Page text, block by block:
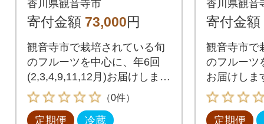
香川県観音寺市
寄付金額 73,000円
観音寺市で栽培されている旬
のフルーツを中心に、年6回
(2,3,4,9,11,12月)お届けしま
す。
（0件）
定期便 冷蔵
便全12回
香川県観音
寄付金額
観音寺市で
のフルーツ
お届けしま
定期便